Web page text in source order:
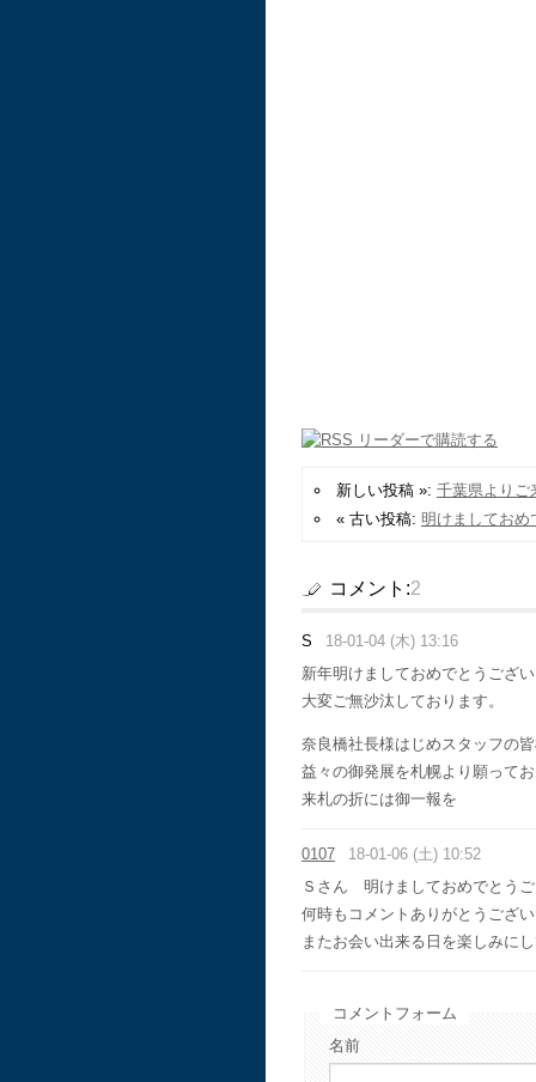
新しい投稿 »: 千葉県より
« 古い投稿: 明けましておめ
コメント:2
S
18-01-04 (木) 13:16
新年明けましておめでとうござ
大変ご無沙汰しております。
奈良橋社長様はじめスタッフの
益々の御発展を札幌より願って
来札の折には御一報を
0107
18-01-06 (土) 10:52
Ｓさん 明けましておめでとう
何時もコメントありがとうござ
またお会い出来る日を楽しみに
コメントフォーム
名前